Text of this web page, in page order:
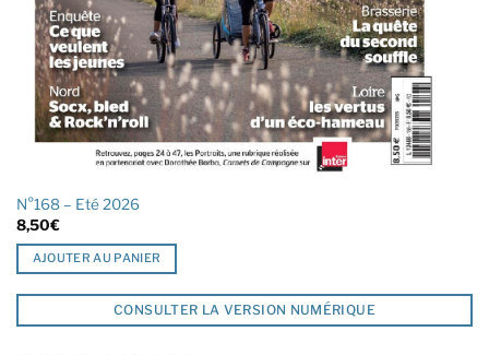
N°168 – Eté 2026
8,50€
AJOUTER AU PANIER
CONSULTER LA VERSION NUMÉRIQUE